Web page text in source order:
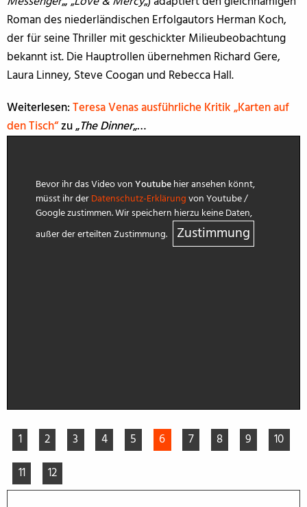
Roman des niederländischen Erfolgautors Herman Koch,
der für seine Thriller mit geschickter Milieubeobachtung
bekannt ist. Die Hauptrollen übernehmen Richard Gere,
Laura Linney, Steve Coogan und Rebecca Hall.
Weiterlesen:Teresa Venas ausführliche Kritik „Karten auf
den Tisch“zu „The Dinner„…
Bevor ihr das Video vonYoutubehier ansehen könnt,
müsst ihr derDatenschutz-Erklärungvon Youtube /
Google zustimmen. Wir speichern hierzu keine Daten,
außer der erteilten Zustimmung.
Zustimmung
1 2 3 4 5 6 7 8 9
10
11
12